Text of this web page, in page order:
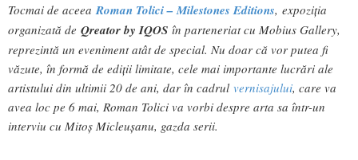
Tocmai de aceea Roman Tolici – Milestones Editions, expoziția
organizată de Qreator by IQOS în parteneriat cu Mobius Gallery,
reprezintă un eveniment atât de special. Nu doar că vor putea fi
văzute, în formă de ediții limitate, cele mai importante lucrări ale
artistului din ultimii 20 de ani, dar în cadrul vernisajului, care va
avea loc pe 6 mai, Roman Tolici va vorbi despre arta sa într-un
interviu cu Mitoș Micleușanu, gazda serii.